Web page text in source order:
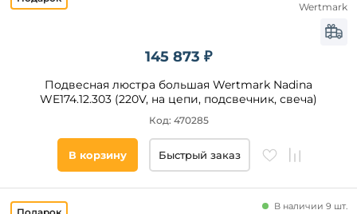
145 873 ₽
Подвесная люстра большая Wertmark Nadina
WE174.12.303 (220V, на цепи, подсвечник, свеча)
Код: 470285
Wertmark
В корзину Быстрый заказ
В наличии 9 шт.